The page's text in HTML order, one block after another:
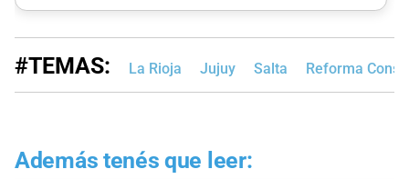
#TEMAS: La Rioja Jujuy Salta Reforma
Además tenés que leer: